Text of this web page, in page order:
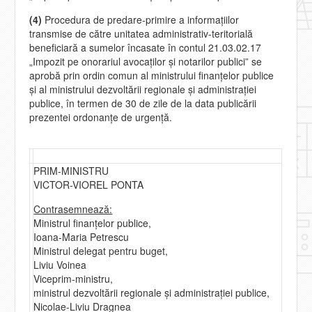
(4) Procedura de predare-primire a informaţiilor
transmise de către unitatea administrativ-teritorială
beneficiară a sumelor încasate în contul 21.03.02.17
„Impozit pe onorariul avocaţilor şi notarilor publici” se
aprobă prin ordin comun al ministrului finanţelor publice
şi al ministrului dezvoltării regionale şi administraţiei
publice, în termen de 30 de zile de la data publicării
prezentei ordonanţe de urgenţă.
PRIM-MINISTRU
VICTOR-VIOREL PONTA
Contrasemnează:
Ministrul finanţelor publice,
Ioana-Maria Petrescu
Ministrul delegat pentru buget,
Liviu Voinea
Viceprim-ministru,
ministrul dezvoltării regionale şi administraţiei publice,
Nicolae-Liviu Dragnea